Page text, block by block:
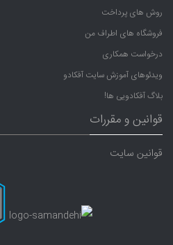
روش های پرداخت
فروشگاه های اطراف من
درخواست همکاری
ویدئوهای آموزش سایت آفکادو
بلاگ آفکادویی ها!
قوانین و مقررات
قوانین سایت